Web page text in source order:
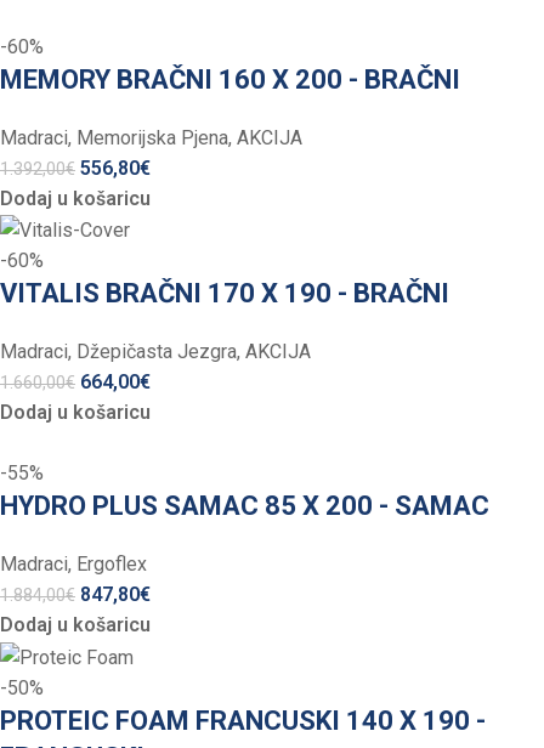
-60%
MEMORY BRAČNI 160 X 200 - BRAČNI
Madraci, Memorijska Pjena, AKCIJA
1.392,00€ 556,80€
Dodaj u košaricu
-60%
VITALIS BRAČNI 170 X 190 - BRAČNI
Madraci, Džepičasta Jezgra, AKCIJA
1.660,00€ 664,00€
Dodaj u košaricu
-55%
HYDRO PLUS SAMAC 85 X 200 - SAMAC
Madraci, Ergoflex
1.884,00€ 847,80€
Dodaj u košaricu
-50%
PROTEIC FOAM FRANCUSKI 140 X 190 -